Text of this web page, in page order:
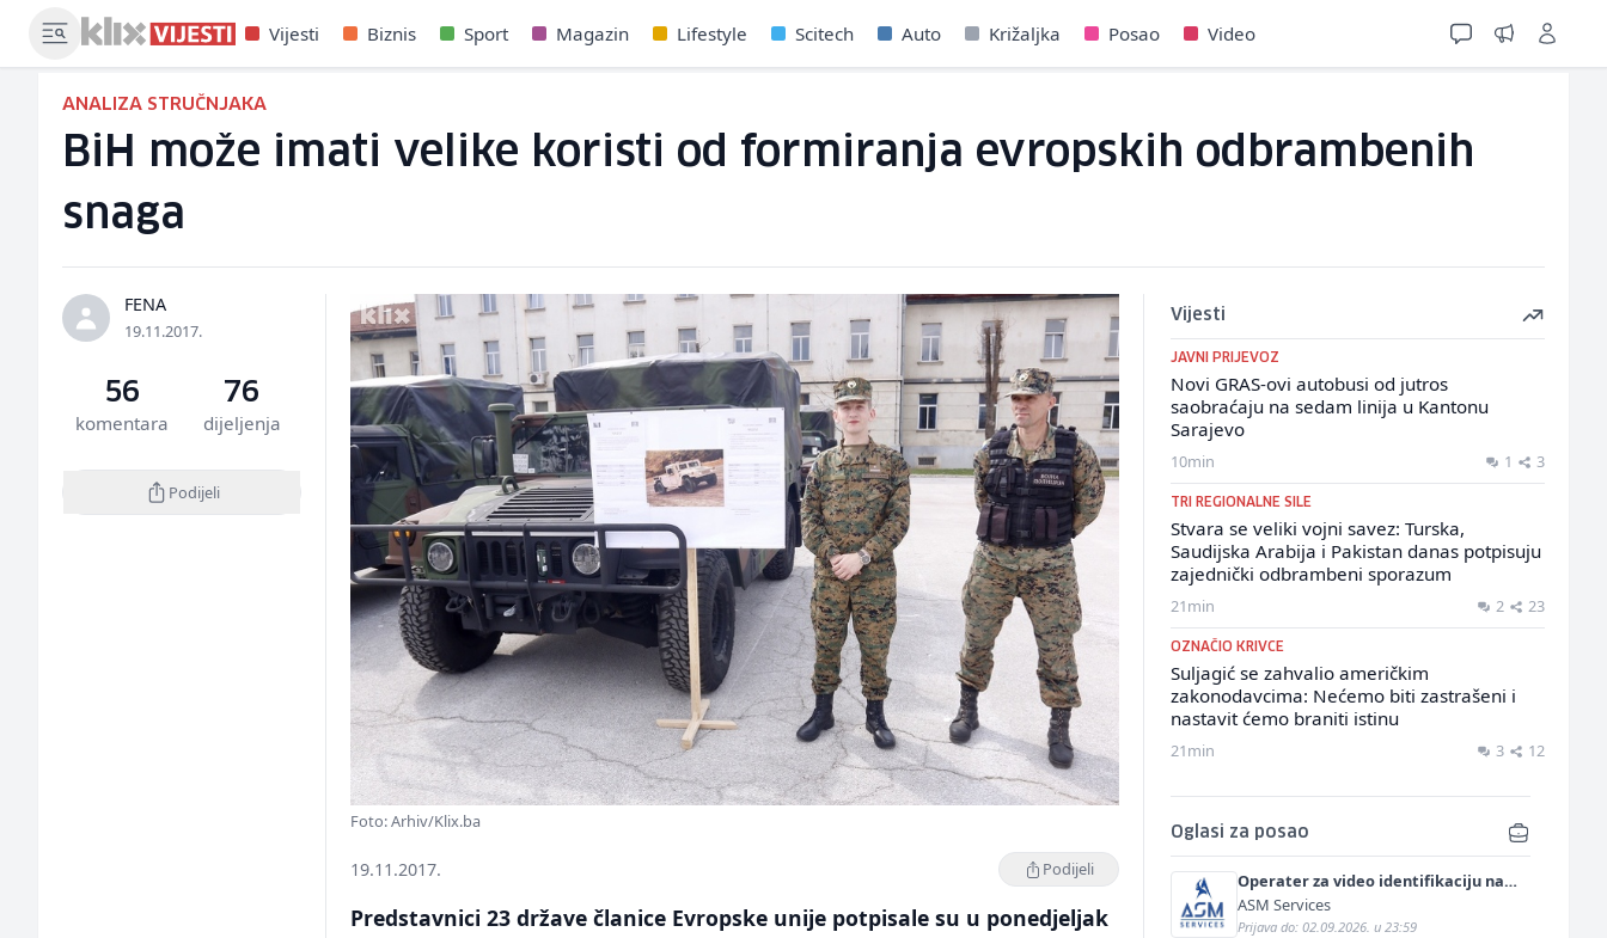
Vijesti Biznis Sport Magazin Lifestyle Scitech Auto Križaljka Posao Video
ANALIZA STRUČNJAKA
BiH može imati velike koristi od formiranja evropskih odbrambenih
snaga
FENA
19.11.2017.
56
komentara
76
dijeljenja
Podijeli
Foto: Arhiv/Klix.ba
19.11.2017. Podijeli
Predstavnici 23 države članice Evropske unije potpisale su u ponedjeljak
Vijesti
JAVNI PRIJEVOZ
Novi GRAS-ovi autobusi od jutros
saobraćaju na sedam linija u Kantonu
Sarajevo
10min 1 3
TRI REGIONALNE SILE
Stvara se veliki vojni savez: Turska,
Saudijska Arabija i Pakistan danas potpisuju
zajednički odbrambeni sporazum
21min 2 23
OZNAČIO KRIVCE
Suljagić se zahvalio američkim
zakonodavcima: Nećemo biti zastrašeni i
nastavit ćemo braniti istinu
21min 3 12
Oglasi za posao
Operater za video identifikaciju na
njemačkom jeziku (m/ž)
ASM Services
Prijava do: 02.09.2026. u 23:59